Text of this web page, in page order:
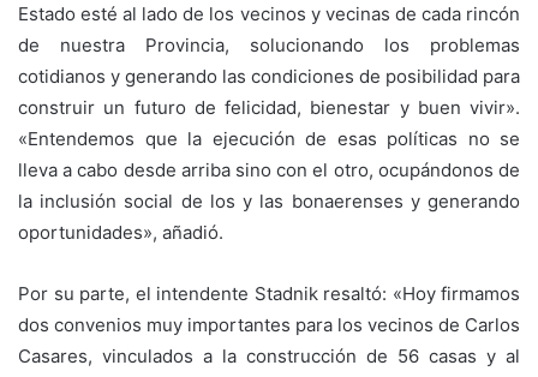
Estado esté al lado de los vecinos y vecinas de cada rincón
de nuestra Provincia, solucionando los problemas
cotidianos y generando las condiciones de posibilidad para
construir un futuro de felicidad, bienestar y buen vivir».
«Entendemos que la ejecución de esas políticas no se
lleva a cabo desde arriba sino con el otro, ocupándonos de
la inclusión social de los y las bonaerenses y generando
oportunidades», añadió.
Por su parte, el intendente Stadnik resaltó: «Hoy firmamos
dos convenios muy importantes para los vecinos de Carlos
Casares, vinculados a la construcción de 56 casas y al